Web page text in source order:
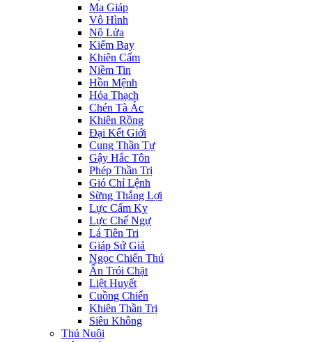
Ma Giáp
Vô Hình
Nộ Lửa
Kiếm Bay
Khiên Cấm
Niềm Tin
Hồn Mệnh
Hỏa Thạch
Chén Tà Ác
Khiên Rồng
Đại Kết Giới
Cung Thần Tự
Gậy Hắc Tôn
Phép Thần Trị
Gió Chỉ Lệnh
Sừng Thắng Lợi
Lực Cấm Kỵ
Lực Chế Ngự
Lá Tiên Tri
Giáp Sứ Giả
Ngọc Chiến Thú
Ấn Trói Chặt
Liệt Huyết
Cuồng Chiến
Khiên Thần Trị
Siêu Không
Thú Nuôi